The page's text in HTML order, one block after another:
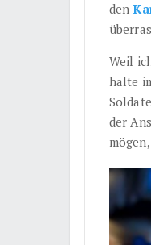
den
Weil
halte
der